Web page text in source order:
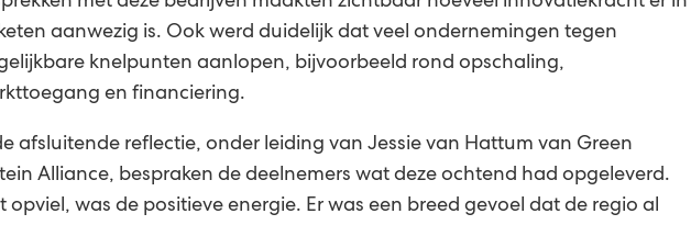
aanwezig is. Ook werd duidelijk dat veel ondernemingen tegen
knelpunten aanlopen, bijvoorbeeld rond opschaling,
en financiering.
afsluitende reflectie, onder leiding van Jessie van Hattum van Green
Alliance, bespraken de deelnemers wat deze ochtend had opgeleverd.
opviel, was de positieve energie. Er was een breed gevoel dat de regio al